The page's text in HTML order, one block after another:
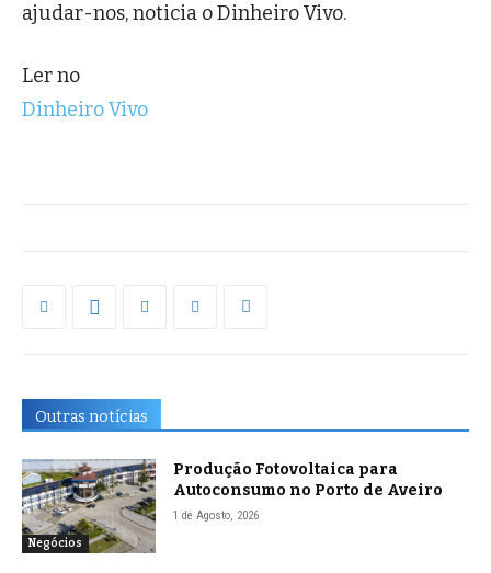
ajudar-nos, noticia o Dinheiro Vivo.
Ler no
Dinheiro Vivo
Outras notícias
Negócios
Produção Fotovoltaica para
Autoconsumo no Porto de Aveiro
1 de Agosto, 2026